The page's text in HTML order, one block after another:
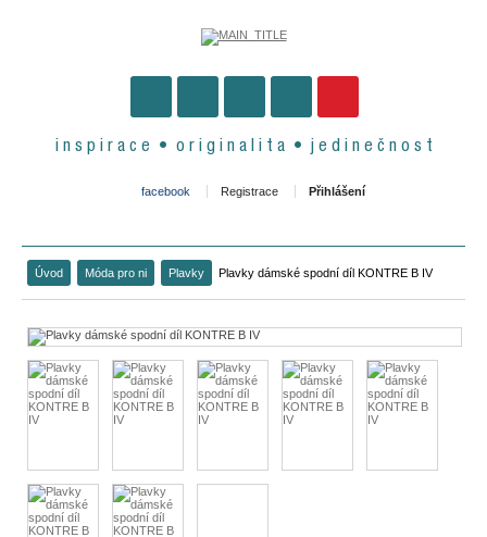
i n s p i r a c e • o r i g i n a l i t a • j e d i n e č n o s t
facebook Registrace Přihlášení
Úvod Móda pro ni Plavky Plavky dámské spodní díl KONTRE B IV